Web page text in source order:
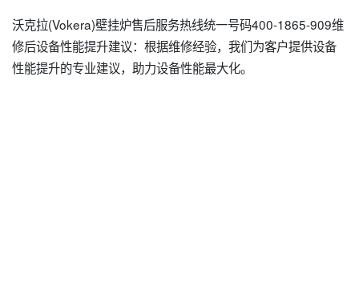
沃克拉(Vokera)壁挂炉售后服务热线统一号码400-1865-909维
修后设备性能提升建议：根据维修经验，我们为客户提供设备
性能提升的专业建议，助力设备性能最大化。